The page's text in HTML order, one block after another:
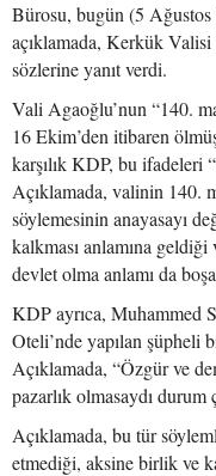
Bürosu, bugün (5 Ağustos
açıklamada, Kerkük
sözlerine yanıt verdi.
Vali Agaoğlu’nun “140.
16 Ekim’den itibaren
karşılık KDP, bu ifadeleri
Açıklamada, valinin 140.
söylemesinin anayasayı
kalkması anlamına geldiği
devlet olma anlamı da
KDP ayrıca, Muhammed
Oteli’nde yapılan şüpheli
Açıklamada, “Özgür ve
pazarlık olmasaydı
Açıklamada, bu tür
etmediği, aksine birlik ve